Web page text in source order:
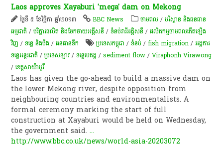
Laos approves Xayaburi 'mega' dam on Mekong
ថ្ងៃទី ៥ ខែវិច្ឆិកា ឆ្នាំ២០១៣ BBC News ថាមពល /បរិស្ថាន និងធនធាន
ធម្មជាតិ /បរិក្ខារផលិត និងចែកចាយអគ្គីសនី /ទំនប់​វា​រី​អគ្គិសនី​ /ផលិតកម្មថាមពលកើតឡើង
វិញ /ទន្លេ និងបឹង /​ធនធាន​ទឹក​ ប្រទេសកម្ពុជា /ទំនប់ /fish migration /​​អង្គការ
ទន្លេ​អន្តរជាតិ​ /ប្រទេសឡាវ /ទន្លេមេគង្គ /sediment flow /Viraphonh Virawong
/ខេត្តសាយ៉ាបូរី
Laos has given the go-ahead to build a massive dam on
the lower Mekong river, despite opposition from
neighbouring countries and environmentalists. A
formal ceremony marking the start of full
construction at Xayaburi would be held on Wednesday,
the government said....
http://www.bbc.co.uk/news/world-asia-20203072